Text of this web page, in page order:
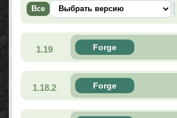
Все
1.19 Forge
1.18.2 Forge